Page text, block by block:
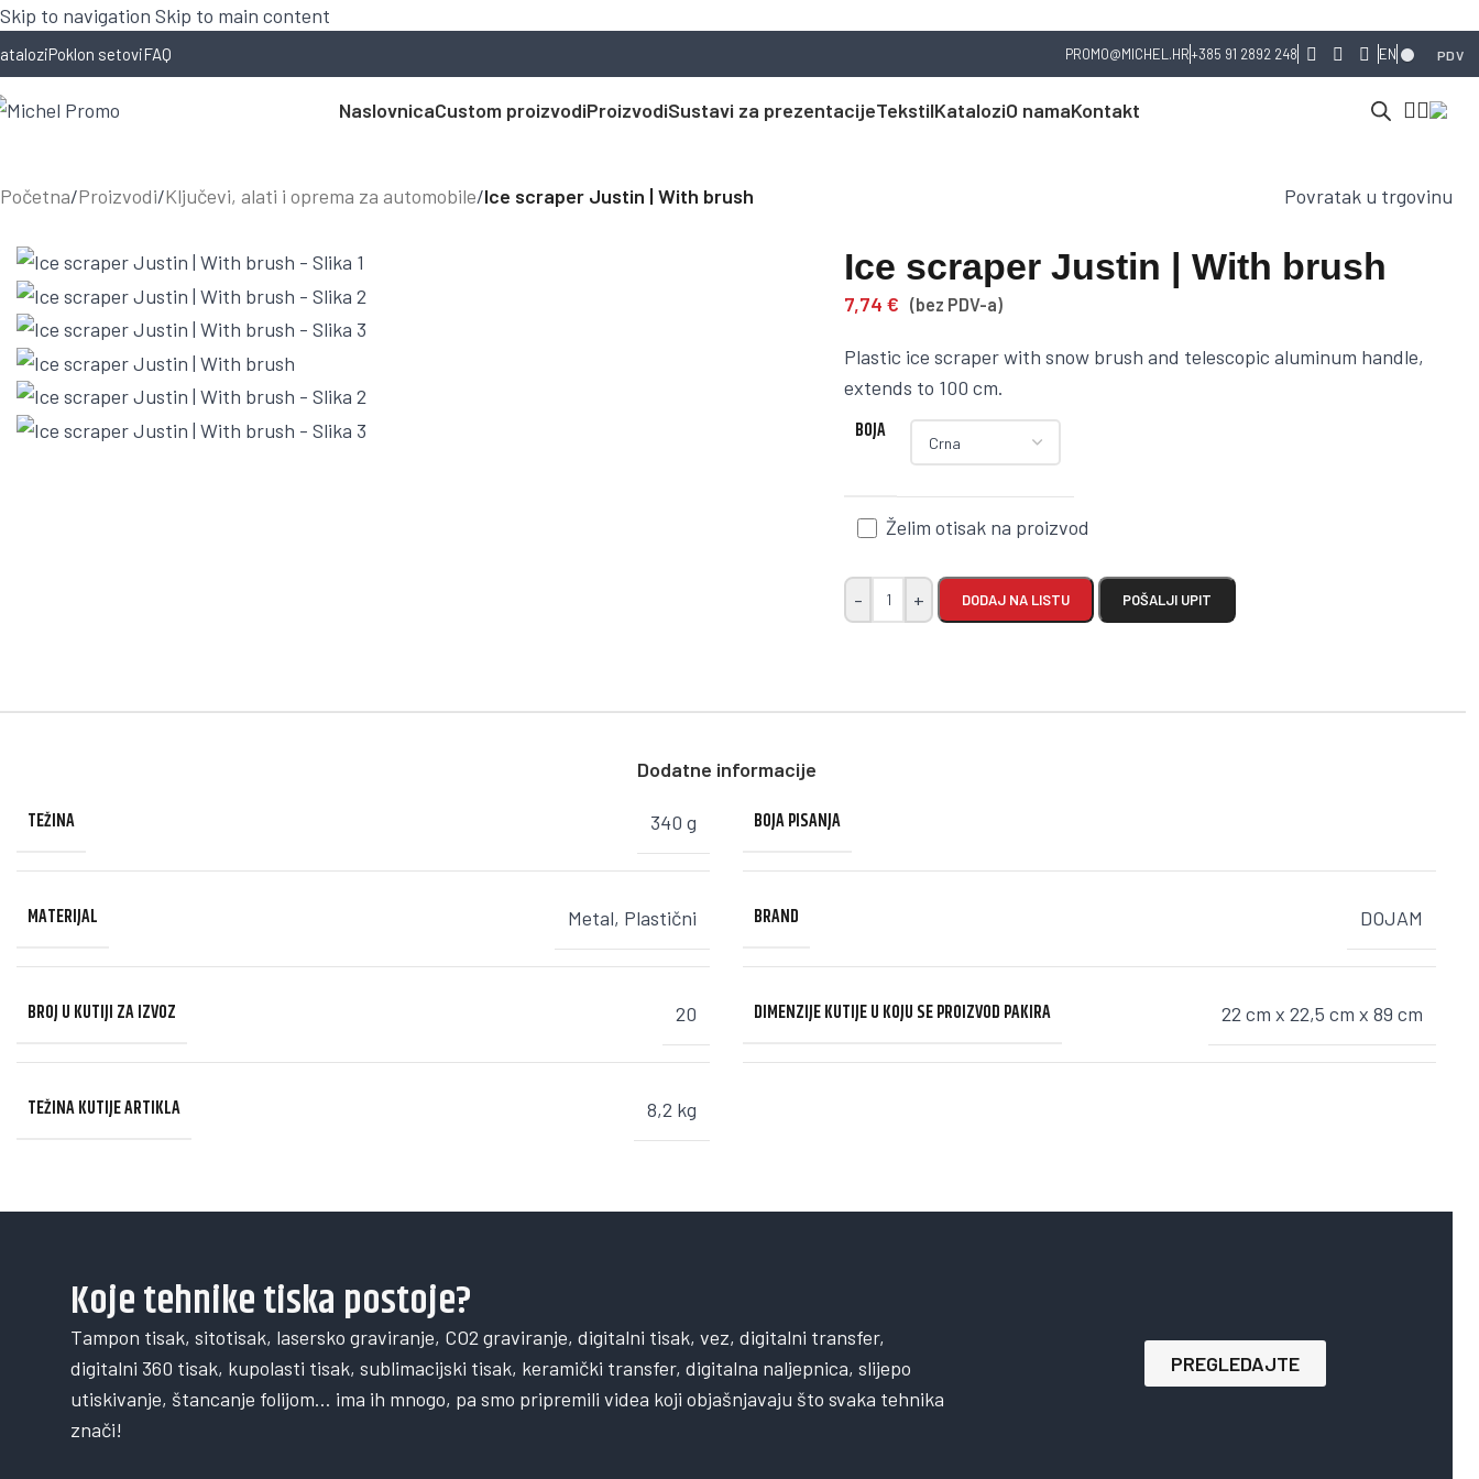
Skip to navigation Skip to main content
Poklon setoviFAQ PROMO@MICHEL.HR+385 91 2892 248 EN PDV
NaslovnicaCustom proizvodiProizvodiSustavi za prezentacijeTekstilKataloziO namaKontakt
Početna/Proizvodi/Ključevi, alati i oprema za automobile/Ice scraper Justin | With brush Povratak u trgovinu
Ice scraper Justin | With brush
7,74€ (bez PDV-a)
Plastic ice scraper with snow brush and telescopic aluminum handle,
extends to 100 cm.
BOJA
Želim otisak na proizvod
- + DODAJ NA LISTU POŠALJI UPIT
Dodatne informacije
TEŽINA 340 g BOJA PISANJA
MATERIJAL Metal, Plastični BRAND DOJAM
BROJ U KUTIJI ZA IZVOZ 20 DIMENZIJE KUTIJE U KOJU SE PROIZVOD PAKIRA 22 cm x 22,5 cm x 89 cm
TEŽINA KUTIJE ARTIKLA 8,2 kg
Koje tehnike tiska postoje?
Tampon tisak, sitotisak, lasersko graviranje, CO2 graviranje, digitalni tisak, vez, digitalni transfer,
digitalni 360 tisak, kupolasti tisak, sublimacijski tisak, keramički transfer, digitalna naljepnica, slijepo
utiskivanje, štancanje folijom… ima ih mnogo, pa smo pripremili videa koji objašnjavaju što svaka tehnika
znači!
PREGLEDAJTE